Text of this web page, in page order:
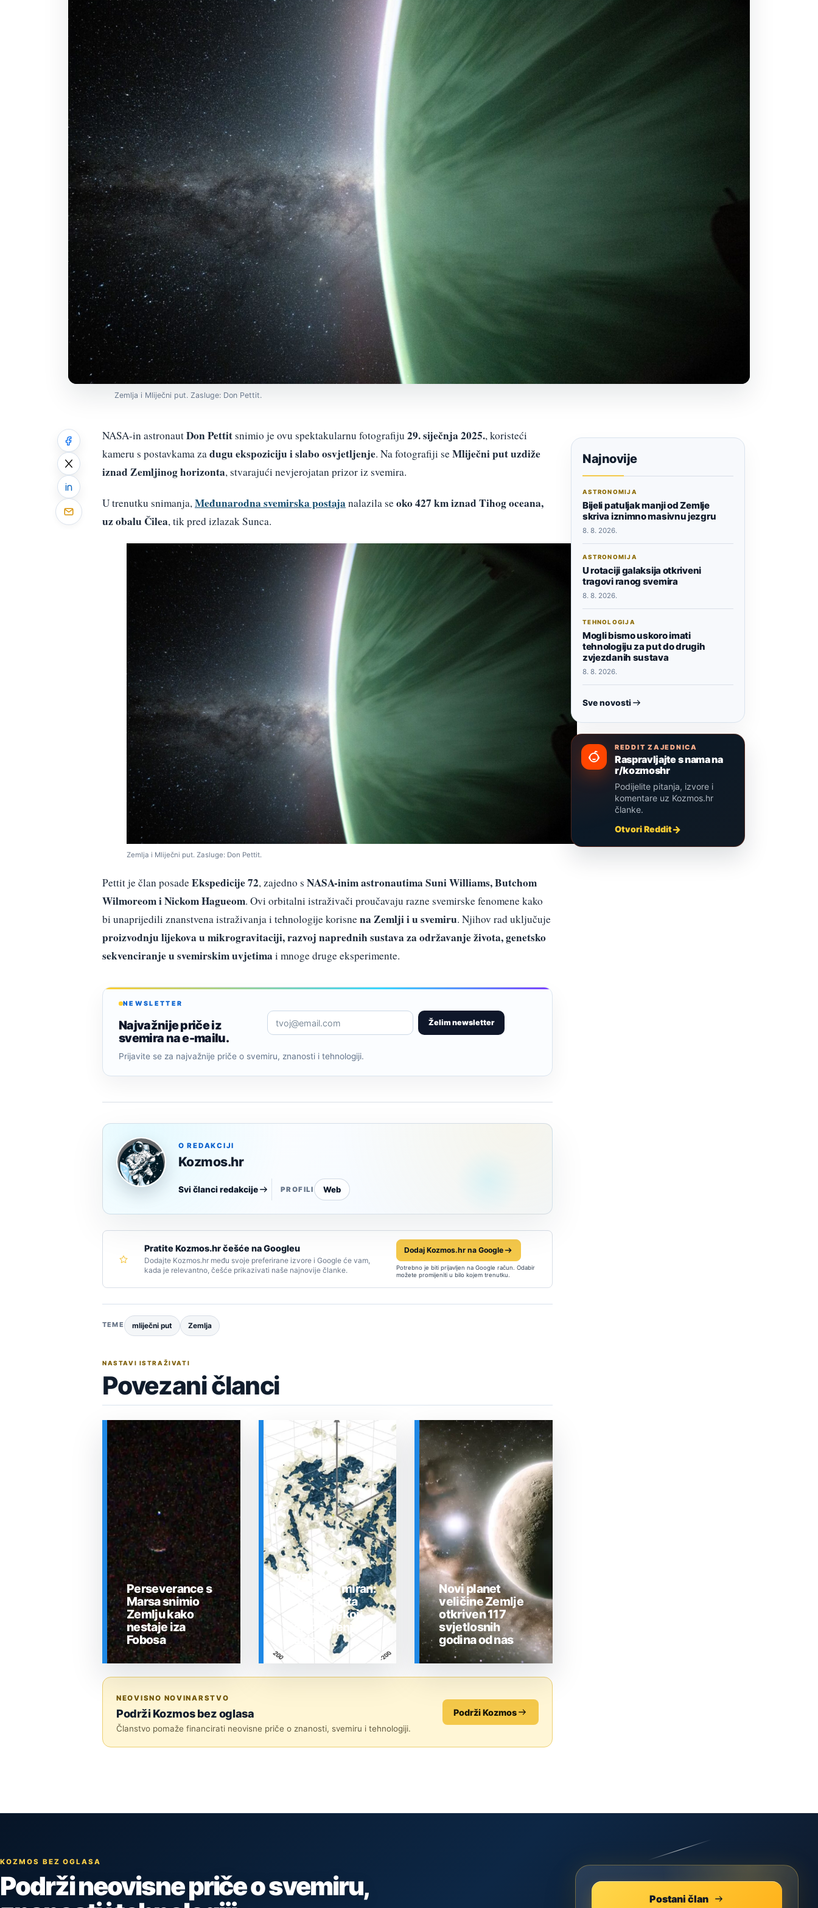
Zemlja i Mliječni put. Zasluge: Don Pettit.
NASA-in astronautDon Pettitsnimio je ovu spektakularnu fotografiju 29. siječnja 2025., koristeći
kameru s postavkama zadugu ekspoziciju i slabo osvjetljenje. Na fotografiji seMliječni put uzdiže
iznad Zemljinog horizonta, stvarajući nevjerojatan prizor iz svemira.
U trenutku snimanja,Međunarodna svemirska postaja nalazila seoko 427 km iznad Tihog oceana,
uz obalu Čilea, tik pred izlazak Sunca.
Zemlja i Mliječni put. Zasluge: Don Pettit.
Pettit je član posadeEkspedicije 72, zajedno s NASA-inim astronautima Suni Williams, Butchom
Wilmoreom i Nickom Hagueom. Ovi orbitalni istraživači proučavaju razne svemirske fenomene kako
bi unaprijedili znanstvena istraživanja i tehnologije korisnena Zemlji i u svemiru. Njihov rad uključuje
proizvodnju lijekova u mikrogravitaciji, razvoj naprednih sustava za održavanje života, genetsko
sekvenciranje u svemirskim uvjetima i mnoge druge eksperimente.
NEWSLETTER
Najvažnije priče iz
svemira na e-mailu.
Želim newsletter
Prijavite se za najvažnije priče o svemiru, znanosti i tehnologiji.
O REDAKCIJI
Kozmos.hr
Svi članci redakcije PROFILI Web
Pratite Kozmos.hr češće na Googleu
Dodajte Kozmos.hr među svoje preferirane izvore i Google će vam,
kada je relevantno, češće prikazivati naše najnovije članke.
Dodaj Kozmos.hr na Google
Potrebno je biti prijavljen na Google račun. Odabir
možete promijeniti u bilo kojem trenutku.
TEME mliječni put Zemlja
NASTAVI ISTRAŽIVATI
Povezani članci
Perseverance s
Marsa snimio
Zemlju kako
nestaje iza
Fobosa
Prostor oko
Sunca nije miran:
nova 3D karta
otkrila plin koji
stalno mijenja
stanje
Novi planet
veličine Zemlje
otkriven 117
svjetlosnih
godina od nas
NEOVISNO NOVINARSTVO
Podrži Kozmos bez oglasa
Članstvo pomaže financirati neovisne priče o znanosti, svemiru i tehnologiji.
Podrži Kozmos
Najnovije
ASTRONOMIJA
Bijeli patuljak manji od Zemlje
skriva iznimno masivnu jezgru
8. 8. 2026.
ASTRONOMIJA
U rotaciji galaksija otkriveni
tragovi ranog svemira
8. 8. 2026.
TEHNOLOGIJA
Mogli bismo uskoro imati
tehnologiju za put do drugih
zvjezdanih sustava
8. 8. 2026.
Sve novosti
REDDIT ZAJEDNICA
Raspravljajte s nama na
r/kozmoshr
Podijelite pitanja, izvore i
komentare uz Kozmos.hr
članke.
Otvori Reddit
KOZMOS BEZ OGLASA
Podrži neovisne priče o svemiru,
Postani član